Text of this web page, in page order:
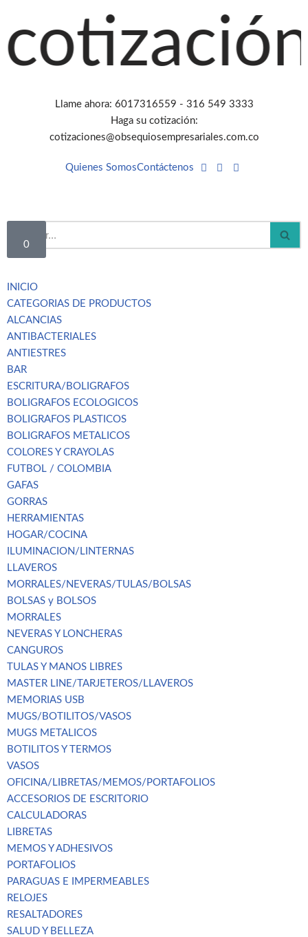
Saltar
al
Llame ahora: 6017316559 - 316 549 3333
Haga su cotización:
cotizaciones@obsequiosempresariales.com.co
Quienes SomosContáctenos
0
INICIO
CATEGORIAS DE PRODUCTOS
ALCANCIAS
ANTIBACTERIALES
ANTIESTRES
BAR
ESCRITURA/BOLIGRAFOS
BOLIGRAFOS ECOLOGICOS
BOLIGRAFOS PLASTICOS
BOLIGRAFOS METALICOS
COLORES Y CRAYOLAS
FUTBOL / COLOMBIA
GAFAS
GORRAS
HERRAMIENTAS
HOGAR/COCINA
ILUMINACION/LINTERNAS
LLAVEROS
MORRALES/NEVERAS/TULAS/BOLSAS
BOLSAS y BOLSOS
MORRALES
NEVERAS Y LONCHERAS
CANGUROS
TULAS Y MANOS LIBRES
MASTER LINE/TARJETEROS/LLAVEROS
MEMORIAS USB
MUGS/BOTILITOS/VASOS
MUGS METALICOS
BOTILITOS Y TERMOS
VASOS
OFICINA/LIBRETAS/MEMOS/PORTAFOLIOS
ACCESORIOS DE ESCRITORIO
CALCULADORAS
LIBRETAS
MEMOS Y ADHESIVOS
PORTAFOLIOS
PARAGUAS E IMPERMEABLES
RELOJES
RESALTADORES
SALUD Y BELLEZA